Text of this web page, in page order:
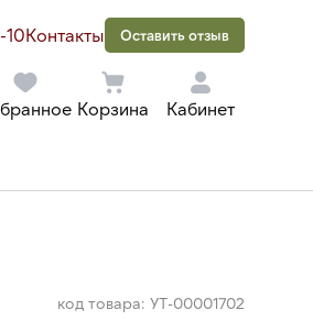
10Контакты Оставить отзыв
Корзина Кабинет
код товара: УТ-00001702